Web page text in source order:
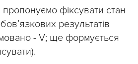
пропонуємо фіксувати стан
результатів
- V; ще формується